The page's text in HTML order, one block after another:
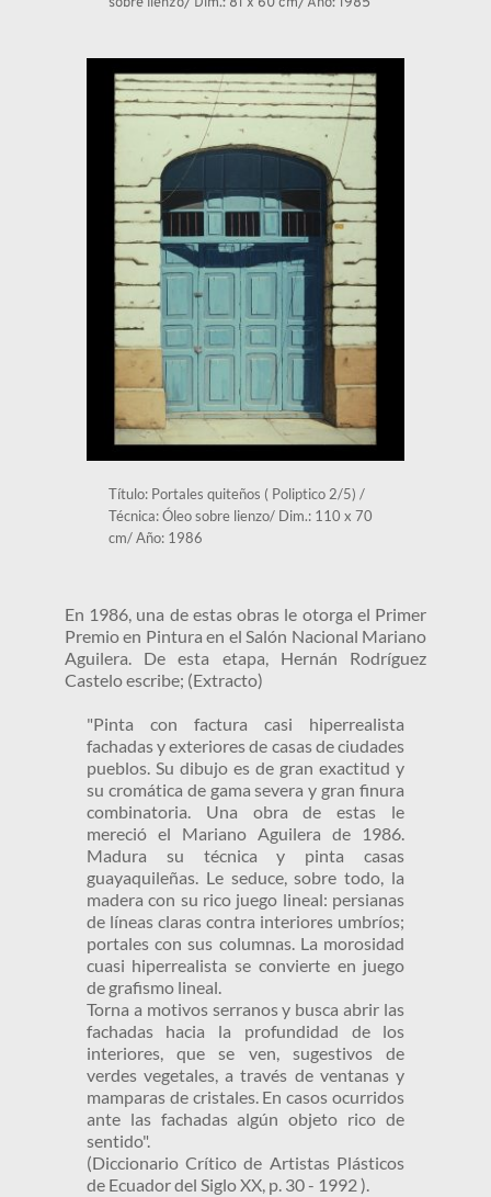
sobre lienzo/ Dim.: 81 x 60 cm/ Año: 1985
Título: Portales quiteños ( Poliptico 2/5) /
Técnica: Óleo sobre lienzo/ Dim.: 110 x 70
cm/ Año: 1986
En 1986, una de estas obras le otorga el Primer
Premio en Pintura en el Salón Nacional Mariano
Aguilera. De esta etapa, Hernán Rodríguez
Castelo escribe; (Extracto)
"Pinta con factura casi hiperrealista
fachadas y exteriores de casas de ciudades
pueblos. Su dibujo es de gran exactitud y
su cromática de gama severa y gran finura
combinatoria. Una obra de estas le
mereció el Mariano Aguilera de 1986.
Madura su técnica y pinta casas
guayaquileñas. Le seduce, sobre todo, la
madera con su rico juego lineal: persianas
de líneas claras contra interiores umbríos;
portales con sus columnas. La morosidad
cuasi hiperrealista se convierte en juego
de grafismo lineal.
Torna a motivos serranos y busca abrir las
fachadas hacia la profundidad de los
interiores, que se ven, sugestivos de
verdes vegetales, a través de ventanas y
mamparas de cristales. En casos ocurridos
ante las fachadas algún objeto rico de
sentido".
(Diccionario Crítico de Artistas Plásticos
de Ecuador del Siglo XX, p. 30 - 1992 ).